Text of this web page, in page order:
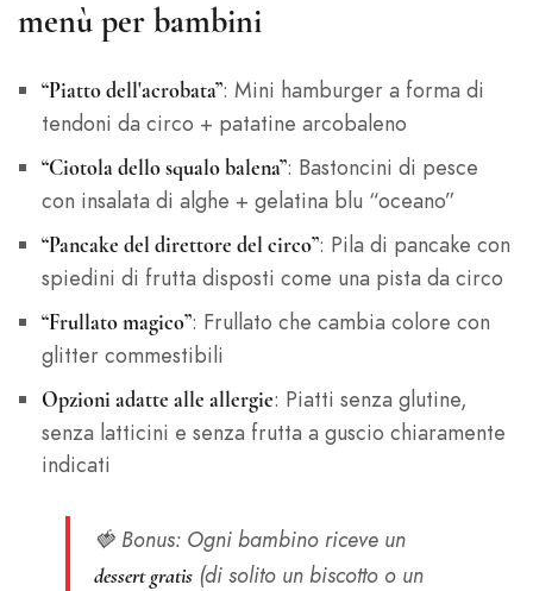
menù per bambini
“Piatto dell'acrobata”: Mini hamburger a forma di
tendoni da circo + patatine arcobaleno
“Ciotola dello squalo balena”: Bastoncini di pesce
con insalata di alghe + gelatina blu “oceano”
“Pancake del direttore del circo”: Pila di pancake con
spiedini di frutta disposti come una pista da circo
“Frullato magico”: Frullato che cambia colore con
glitter commestibili
Opzioni adatte alle allergie: Piatti senza glutine,
senza latticini e senza frutta a guscio chiaramente
indicati
🍓 Bonus: Ogni bambino riceve un
dessert gratis (di solito un biscotto o un